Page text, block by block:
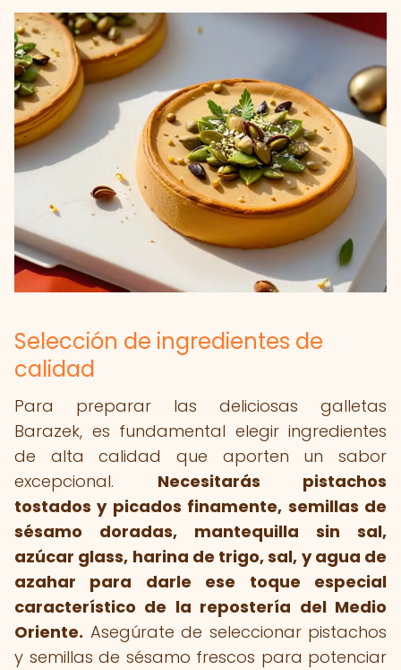
Selección de ingredientes de
calidad
Para preparar las deliciosas galletas
Barazek, es fundamental elegir ingredientes
de alta calidad que aporten un sabor
excepcional. Necesitarás pistachos
tostados y picados finamente, semillas de
sésamo doradas, mantequilla sin sal,
azúcar glass, harina de trigo, sal, y agua de
azahar para darle ese toque especial
característico de la repostería del Medio
Oriente. Asegúrate de seleccionar pistachos
y semillas de sésamo frescos para potenciar